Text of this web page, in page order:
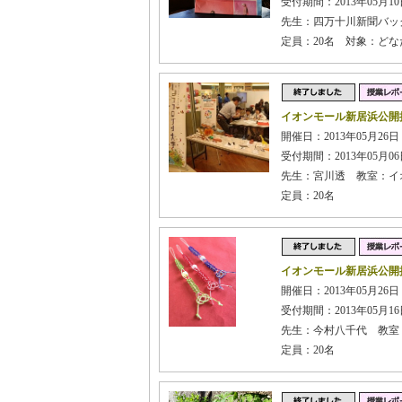
先生：四万十川新聞バ
定員：20名 対象：どな
イオンモール新居浜公
開催日：2013年05月26
受付期間：2013年05月
先生：宮川透 教室：イ
定員：20名
イオンモール新居浜公
開催日：2013年05月26
受付期間：2013年05月
先生：今村八千代 教室
定員：20名